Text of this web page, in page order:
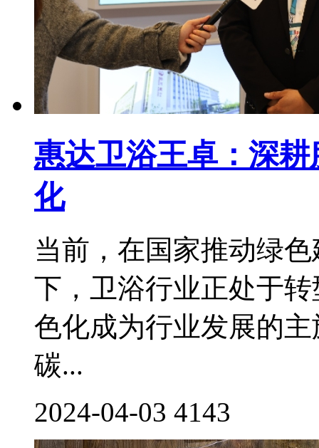
惠达卫浴王卓：深
化
当前，在国家推动绿
下，卫浴行业正处于
色化成为行业发展的
碳...
2024-04-03 4143